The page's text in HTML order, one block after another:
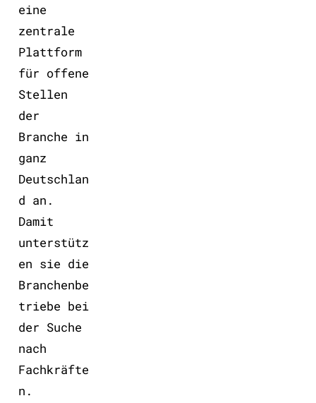
eine
zentrale
Plattform
für offene
Stellen
der
Branche in
ganz
Deutschlan
d an.
Damit
unterstütz
en sie die
Branchenbe
triebe bei
der Suche
nach
Fachkräfte
n.